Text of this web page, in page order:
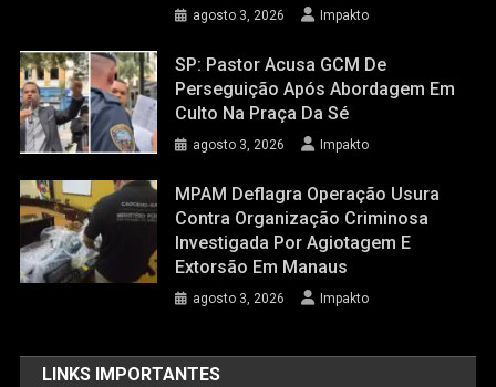
agosto 3, 2026 Impakto
SP: Pastor Acusa GCM De
Perseguição Após Abordagem Em
Culto Na Praça Da Sé
agosto 3, 2026 Impakto
MPAM Deflagra Operação Usura
Contra Organização Criminosa
Investigada Por Agiotagem E
Extorsão Em Manaus
agosto 3, 2026 Impakto
LINKS IMPORTANTES